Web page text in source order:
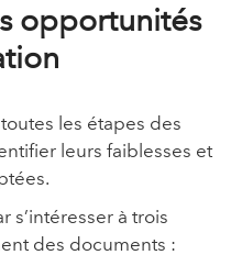
opportunités
les étapes des
leurs faiblesses et
s’intéresser à trois
des documents :